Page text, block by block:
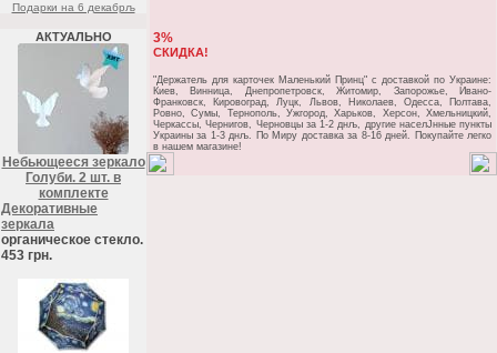
Подарки на 6 декабрљ
АКТУАЛЬНО
Небьющееся зеркало
Голуби. 2 шт. в
комплекте
Декоративные
зеркала
органическое стекло.
453 грн.
3%
СКИДКА!
"Держатель для карточек Маленький Принц" c доставкой по Украине:
Киев, Винница, Днепропетровск, Житомир, Запорожье, Ивано-
Франковск, Кировоград, Луцк, Львов, Николаев, Одесса, Полтава,
Ровно, Сумы, Тернополь, Ужгород, Харьков, Херсон, Хмельницкий,
Черкассы, Чернигов, Черновцы за 1-2 днљ, другие населЈнные пункты
Украины за 1-3 днљ. По Миру доставка за 8-16 дней. Покупайте легко
в нашем магазине!